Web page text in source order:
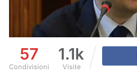
57
Condivisioni
1.1k
Visite